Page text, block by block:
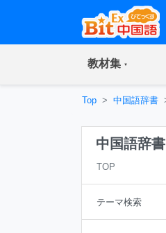
教材集(current)
Top 中国語辞書
中国語辞書
TOP
テーマ検索